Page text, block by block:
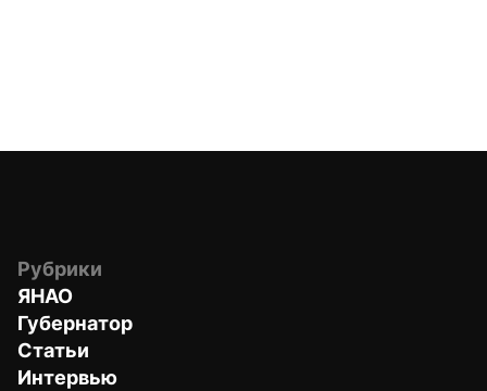
Рубрики
ЯНАО
Губернатор
Статьи
Интервью